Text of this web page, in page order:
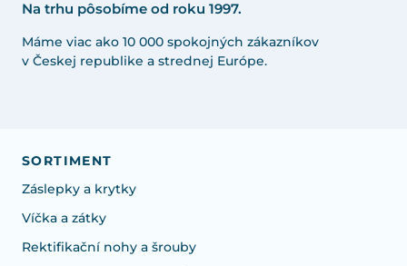
Na trhu pôsobíme od roku 1997.
Máme viac ako 10 000 spokojných zákazníkov
v Českej republike a strednej Európe.
SORTIMENT
Záslepky a krytky
Víčka a zátky
Rektifikační nohy a šrouby